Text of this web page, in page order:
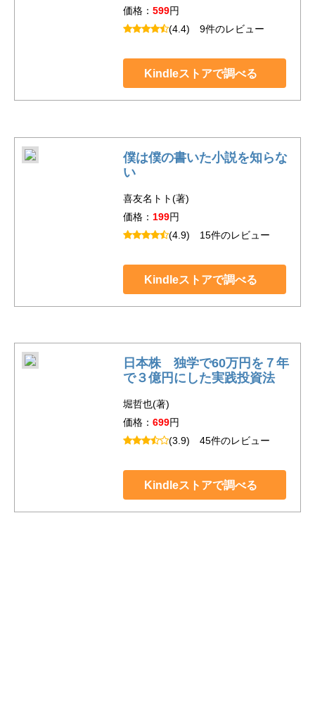
価格： 599円
(4.4) 9件のレビュー
Kindleストアで調べる
僕は僕の書いた小説を知らな
い
喜友名トト(著)
価格： 199円
(4.9) 15件のレビュー
Kindleストアで調べる
日本株 独学で60万円を７年
で３億円にした実践投資法
堀哲也(著)
価格： 699円
(3.9) 45件のレビュー
Kindleストアで調べる